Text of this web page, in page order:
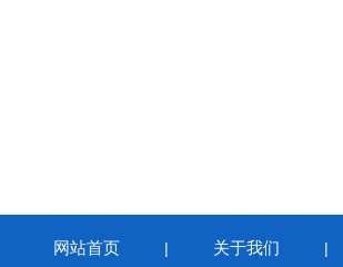
网站首页 | 关于我们 |